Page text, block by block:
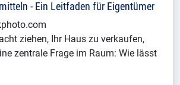
- Ein Leitfaden für Eigentümer
ziehen, Ihr Haus zu verkaufen,
zentrale Frage im Raum: Wie lässt